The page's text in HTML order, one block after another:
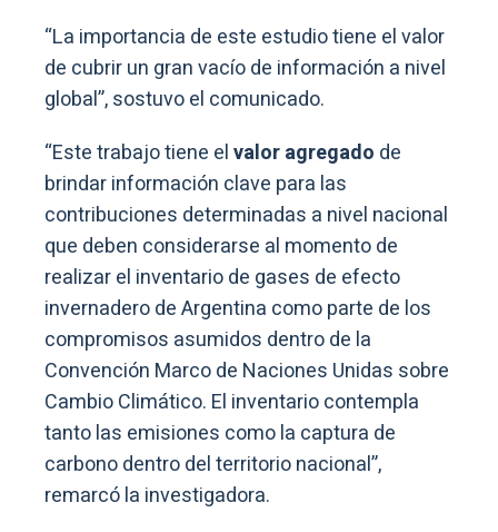
“La importancia de este estudio tiene el valor
de cubrir un gran vacío de información a nivel
global”, sostuvo el comunicado.
“Este trabajo tiene elvalor agregado de
brindar información clave para las
contribuciones determinadas a nivel nacional
que deben considerarse al momento de
realizar el inventario de gases de efecto
invernadero de Argentina como parte de los
compromisos asumidos dentro de la
Convención Marco de Naciones Unidas sobre
Cambio Climático. El inventario contempla
tanto las emisiones como la captura de
carbono dentro del territorio nacional”,
remarcó la investigadora.